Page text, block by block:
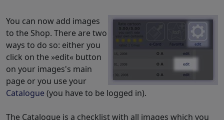
You can now add images
to the Shop. There are two
ways to do so: either you
click on the »edit« button
on your images's main
page or you use your
Catalogue (you have to be logged in).
The Catalogue is a checklist with all images which you